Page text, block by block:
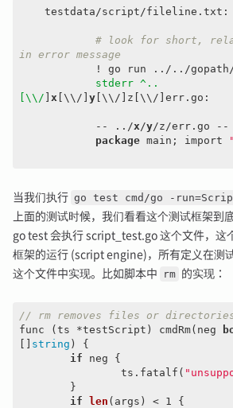
# look for short,
in error message
! go run ../../
[\\/ x [\\/] y [\\/]z[\\/]err.go:
            -- ../
x/y/z/err.go --
package main; import
当我们执行 go test cmd/go -
上面的测试时候，我们看看这个测试框架到
go test 会执行 script_test.go 这个文件，这
框架的运行 (script engine)，所有定义在测
这个文件中实现。比如脚本中
rm 的实现：
// rm removes files or
func (ts *testScript) cmdRm(neg
string ) {
if neg {
		ts.fatalf(
if
len (args) < 1 {